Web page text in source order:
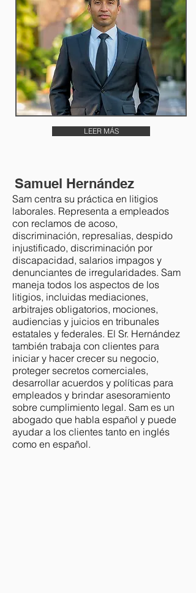
LEER MÁS
Samuel Hernández
Sam centra su práctica en litigios
laborales. Representa a empleados
con reclamos de acoso,
discriminación, represalias, despido
injustificado, discriminación por
discapacidad, salarios impagos y
denunciantes de irregularidades. Sam
maneja todos los aspectos de los
litigios, incluidas mediaciones,
arbitrajes obligatorios, mociones,
audiencias y juicios en tribunales
estatales y federales. El Sr. Hernández
también trabaja con clientes para
iniciar y hacer crecer su negocio,
proteger secretos comerciales,
desarrollar acuerdos y políticas para
empleados y brindar asesoramiento
sobre cumplimiento legal. Sam es un
abogado que habla español y puede
ayudar a los clientes tanto en inglés
como en español.